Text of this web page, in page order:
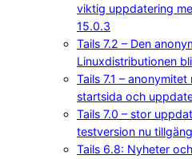
viktig uppdatering
15.0.3
Tails 7.2 – Den
Linuxdistributionen
Tails 7.1 –
startsida och
Tails 7.0 – stor
testversion nu
Tails 6.8: Nyheter